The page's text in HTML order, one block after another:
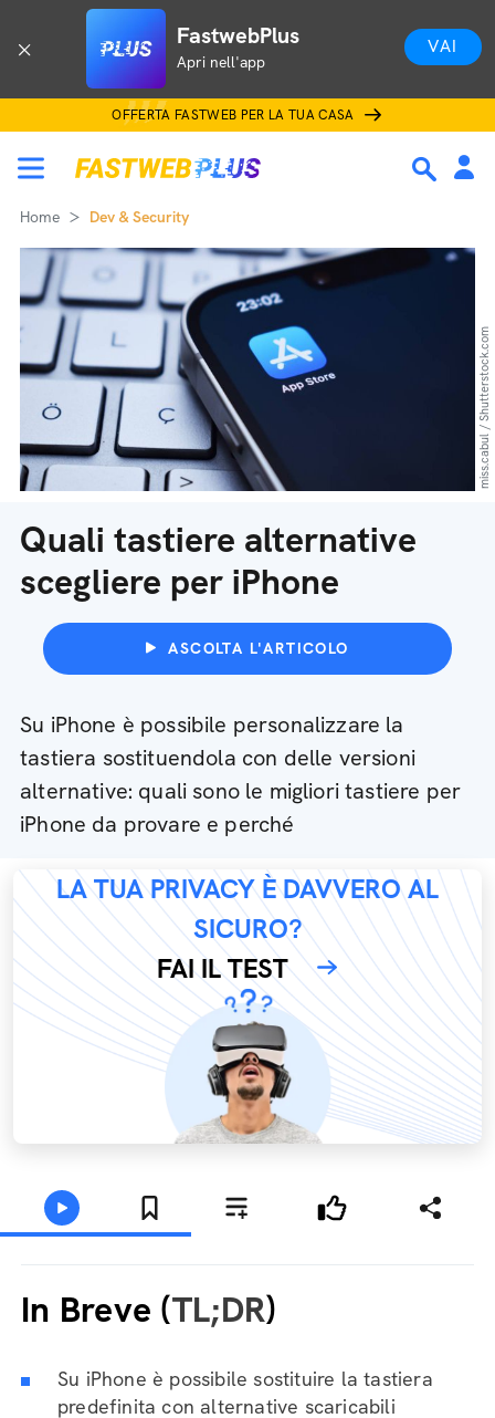
FastwebPlus
Apri nell'app
VAI
OFFERTA FASTWEB PER LA TUA CASA
Home Dev & Security
Quali tastiere alternative
scegliere per iPhone
ASCOLTA L'ARTICOLO
Su iPhone è possibile personalizzare la
tastiera sostituendola con delle versioni
alternative: quali sono le migliori tastiere per
iPhone da provare e perché
miss.cabul / Shutterstock.com
LA TUA PRIVACY È DAVVERO AL
SICURO?
FAI IL TEST
In Breve (TL;DR)
Su iPhone è possibile sostituire la tastiera
predefinita con alternative scaricabili